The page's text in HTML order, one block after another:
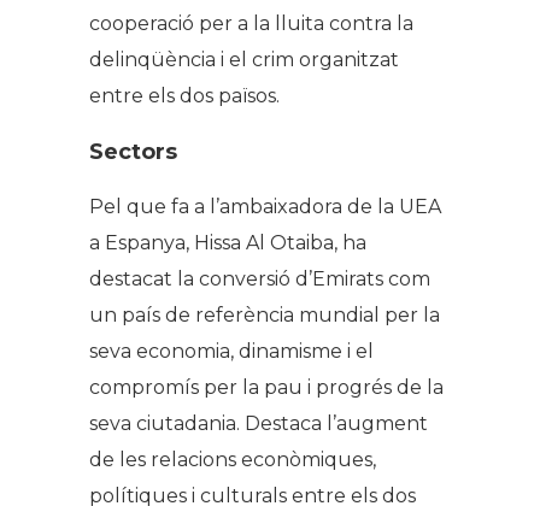
cooperació per a la lluita contra la
delinqüència i el crim organitzat
entre els dos països.
Sectors
Pel que fa a l’ambaixadora de la UEA
a Espanya, Hissa Al Otaiba, ha
destacat la conversió d’Emirats com
un país de referència mundial per la
seva economia, dinamisme i el
compromís per la pau i progrés de la
seva ciutadania. Destaca l’augment
de les relacions econòmiques,
polítiques i culturals entre els dos